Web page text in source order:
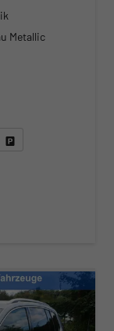
Metallic
an drucken (PDF)